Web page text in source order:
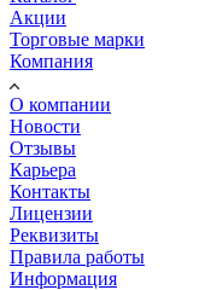
Акции
Торговые марки
Компания
О компании
Новости
Отзывы
Карьера
Контакты
Лицензии
Реквизиты
Правила работы
Информация